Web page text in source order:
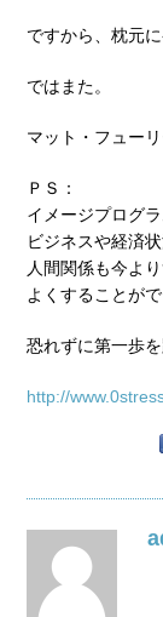
ですから、枕元
ではまた。
マット・フュー
ＰＳ：
イメージプログ
ビジネスや経済
人間関係も今よ
よくすることが
恐れずに第一歩
http://